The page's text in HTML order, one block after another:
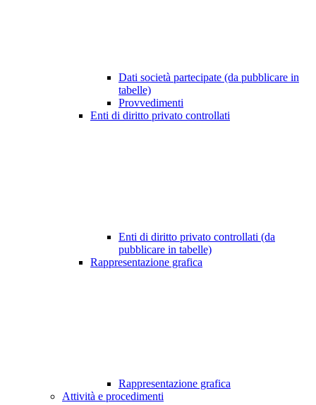
Dati società partecipate (da pubblicare in
tabelle)
Provvedimenti
Enti di diritto privato controllati
Enti di diritto privato controllati (da
pubblicare in tabelle)
Rappresentazione grafica
Rappresentazione grafica
Attività e procedimenti